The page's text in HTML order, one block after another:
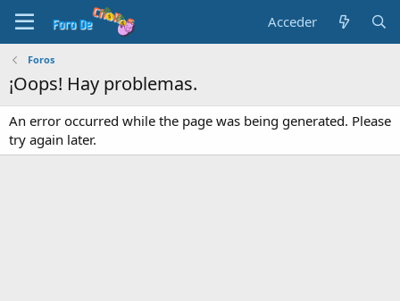
Acceder
Foros
¡Oops! Hay problemas.
An error occurred while the page was being generated. Please
try again later.